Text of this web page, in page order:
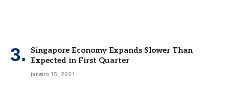
Singapore Economy Expands Slower Than
Expected in First Quarter
janeiro 15, 2021